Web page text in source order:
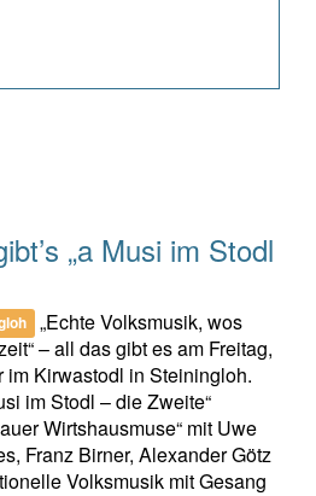
„a Musi im Stodl
„Echte Volksmusik, wos
– all das gibt es am Freitag,
im Kirwastodl in Steiningloh.
im Stodl – die Zweite“
Wirtshausmuse“ mit Uwe
Franz Birner, Alexander Götz
Volksmusik mit Gesang